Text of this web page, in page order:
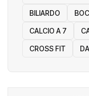
BILIARDO
CALCIO A 7
CROSS FIT